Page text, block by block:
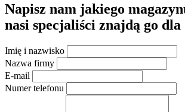
Napisz nam jakiego
nasi specjaliści znajdą go dla
Imię i nazwisko
Nazwa firmy
E-mail
Numer telefonu